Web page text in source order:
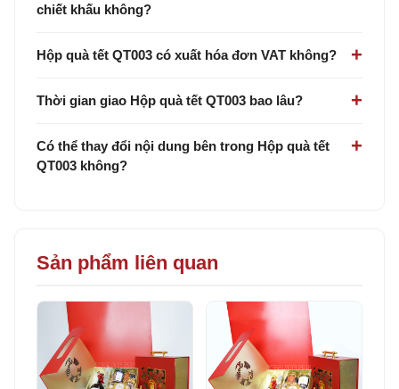
chiết khấu không?
Hộp quà tết QT003 có xuất hóa đơn VAT không?
Thời gian giao Hộp quà tết QT003 bao lâu?
Có thể thay đổi nội dung bên trong Hộp quà tết
QT003 không?
Sản phẩm liên quan